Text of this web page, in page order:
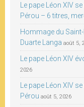
Le pape Léon XIV
Pérou – 6 titres,
Hommage du
Duarte Langa août 5,
Le pape Léon XIV
2026
Le pape Léon XIV
Pérou août 5, 2026